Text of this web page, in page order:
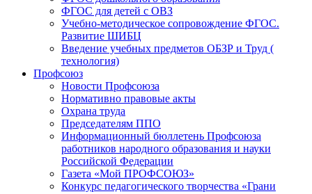
ФГОС для детей с ОВЗ
Учебно-методическое сопровождение ФГОС.
Развитие ШИБЦ
Введение учебных предметов ОБЗР и Труд (
технология)
Профсоюз
Новости Профсоюза
Нормативно правовые акты
Охрана труда
Председателям ППО
Информационный бюллетень Профсоюза
работников народного образования и науки
Российской Федерации
Газета «Мой ПРОФСОЮЗ»
Конкурс педагогического творчества «Грани